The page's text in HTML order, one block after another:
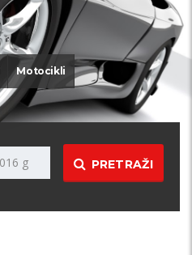
Motocikli
PRETRAŽI